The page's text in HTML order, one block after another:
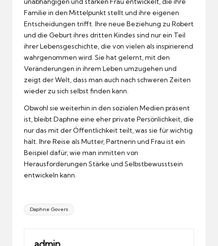
unabhängigen und starken Frau entwickelt, die ihre
Familie in den Mittelpunkt stellt und ihre eigenen
Entscheidungen trifft. Ihre neue Beziehung zu Robert
und die Geburt ihres dritten Kindes sind nur ein Teil
ihrer Lebensgeschichte, die von vielen als inspirierend
wahrgenommen wird. Sie hat gelernt, mit den
Veränderungen in ihrem Leben umzugehen und
zeigt der Welt, dass man auch nach schweren Zeiten
wieder zu sich selbst finden kann.
Obwohl sie weiterhin in den sozialen Medien präsent
ist, bleibt Daphne eine eher private Persönlichkeit, die
nur das mit der Öffentlichkeit teilt, was sie für wichtig
hält. Ihre Reise als Mutter, Partnerin und Frau ist ein
Beispiel dafür, wie man inmitten von
Herausforderungen Stärke und Selbstbewusstsein
entwickeln kann.
Tags:
Daphne Govers